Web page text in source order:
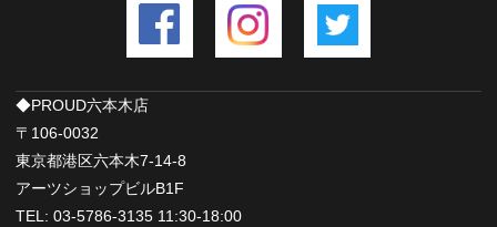
◆PROUD六本木店
〒106-0032
東京都港区六本木7-14-8
アーツショップビルB1F
TEL: 03-5786-3135 11:30-18:00